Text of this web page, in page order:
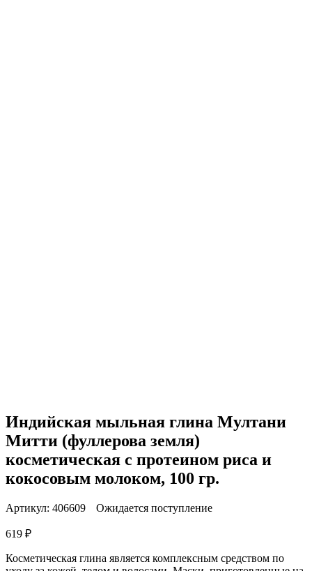
Индийская мыльная глина Мултани
Митти (фуллерова земля)
косметическая с протеином риса и
кокосовым молоком, 100 гр.
Артикул: 406609 Ожидается поступление
619 ₽
Косметическая глина является комплексным средством по